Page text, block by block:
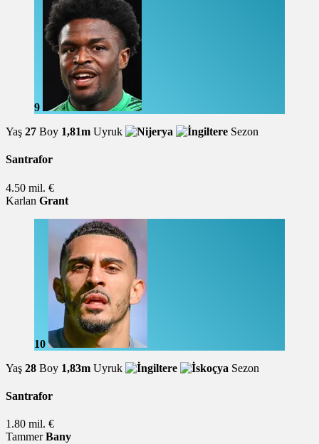
9
Yaş 27 Boy 1,81m Uyruk Sezon
Santrafor
4.50 mil. €
Karlan Grant
10
Yaş 28 Boy 1,83m Uyruk Sezon
Santrafor
1.80 mil. €
Tammer Bany